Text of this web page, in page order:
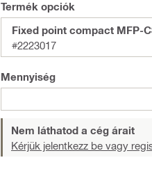
Termék opciók
Fixed point compact MFP-
#2223017
Mennyiség
Nem láthatod a cég árait
Kérjük jelentkezz be vagy